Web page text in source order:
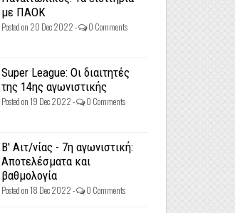
με ΠΑΟΚ
Posted on 20 Dec 2022 - 0 Comments
Super League: Οι διαιτητές
της 14ης αγωνιστικής
Posted on 19 Dec 2022 - 0 Comments
Β' Αιτ/νίας - 7η αγωνιστική:
Αποτελέσματα και
βαθμολογία
Posted on 18 Dec 2022 - 0 Comments